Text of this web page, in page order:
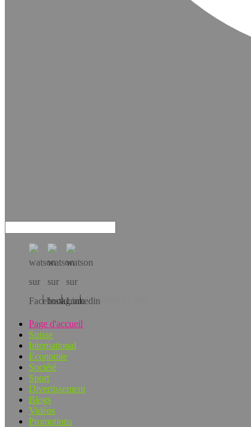
Téléchargez l’app!
Page d'accueil
Suisse
International
Economie
Société
Sport
Divertissement
Blogs
Vidéos
Promotions